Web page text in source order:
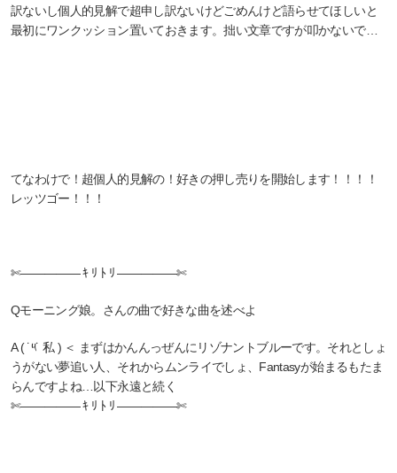
訳ないし個人的見解で超申し訳ないけどごめんけど語らせてほしいと
最初にワンクッション置いておきます。拙い文章ですが叩かないで…
てなわけで！超個人的見解の！好きの押し売りを開始します！！！！
レッツゴー！！！
✄————— ｷ ﾘ ﾄ ﾘ —————✄
Qモーニング娘。さんの曲で好きな曲を述べよ
A ( ˙༥˙ 私 ) ＜ まずはかんんっぜんにリゾナントブルーです。それとしょ
うがない夢追い人、それからムンライでしょ、Fantasyが始まるもたま
らんですよね…以下永遠と続く
✄————— ｷ ﾘ ﾄ ﾘ —————✄